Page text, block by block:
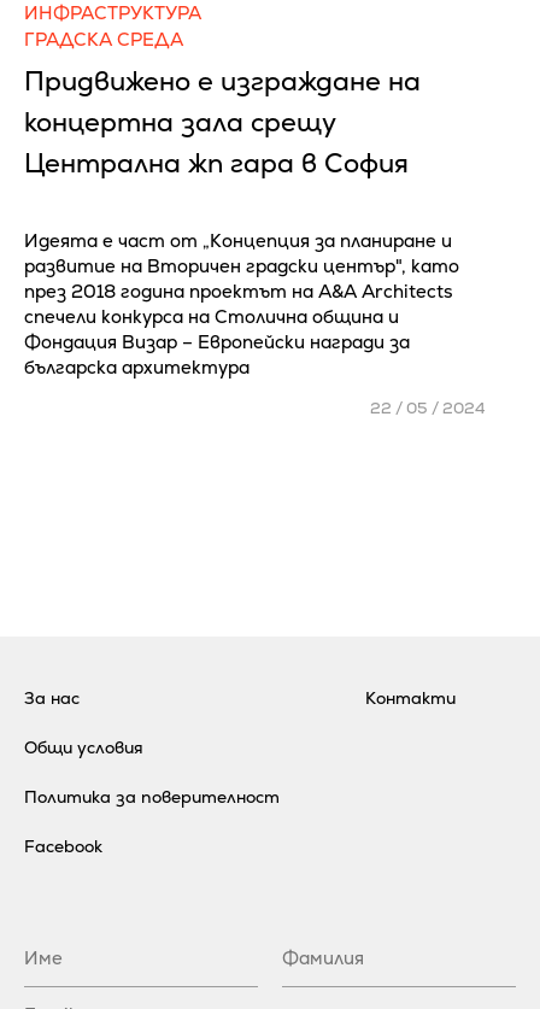
ИНФРАСТРУКТУРА
ГРАДСКА СРЕДА
Придвижено е изграждане на
концертна зала срещу
Централна жп гара в София
Идеята е част от „Концепция за планиране и
развитие на Вторичен градски център", като
през 2018 година проектът на A&A Architects
спечели конкурса на Столична община и
Фондация Визар – Европейски награди за
българска архитектура
22 / 05 / 2024
За нас
Общи условия
Политика за поверителност
Контакти
Facebook